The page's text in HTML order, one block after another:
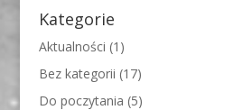
Kategorie
Aktualności (1)
Bez kategorii (17)
Do poczytania (5)